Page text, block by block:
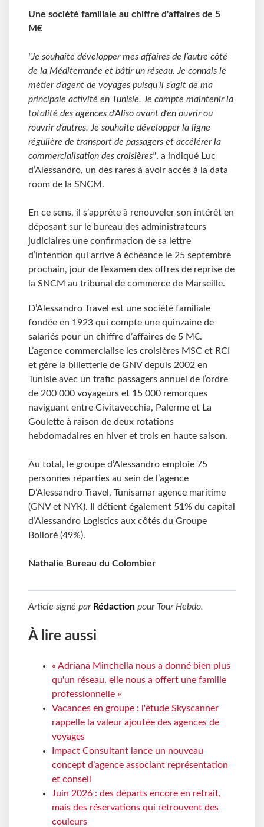
Une société familiale au chiffre d'affaires de 5
M€
"Je souhaite développer mes affaires de l’autre côté
de la Méditerranée et bâtir un réseau. Je connais le
métier d’agent de voyages puisqu’il s’agit de ma
principale activité en Tunisie. Je compte maintenir la
totalité des agences d’Aliso avant d’en ouvrir ou
rouvrir d’autres. Je souhaite développer la ligne
régulière de transport de passagers et accélérer la
commercialisation des croisières", a indiqué Luc
d’Alessandro, un des rares à avoir accès à la data
room de la SNCM.
En ce sens, il s’apprête à renouveler son intérêt en
déposant sur le bureau des administrateurs
judiciaires une confirmation de sa lettre
d’intention qui arrive à échéance le 25 septembre
prochain, jour de l’examen des offres de reprise de
la SNCM au tribunal de commerce de Marseille.
D’Alessandro Travel est une société familiale
fondée en 1923 qui compte une quinzaine de
salariés pour un chiffre d’affaires de 5 M€.
L’agence commercialise les croisières MSC et RCI
et gère la billetterie de GNV depuis 2002 en
Tunisie avec un trafic passagers annuel de l’ordre
de 200 000 voyageurs et 15 000 remorques
naviguant entre Civitavecchia, Palerme et La
Goulette à raison de deux rotations
hebdomadaires en hiver et trois en haute saison.
Au total, le groupe d’Alessandro emploie 75
personnes réparties au sein de l’agence
D’Alessandro Travel, Tunisamar agence maritime
(GNV et NYK). Il détient également 51% du capital
d’Alessandro Logistics aux côtés du Groupe
Bolloré (49%).
Nathalie Bureau du Colombier
Article signé par Rédaction pour Tour Hebdo.
À lire aussi
« Adriana Minchella nous a donné bien plus
qu'un réseau, elle nous a offert une famille
professionnelle »
Vacances en groupe : l'étude Skyscanner
rappelle la valeur ajoutée des agences de
voyages
Impact Consultant lance un nouveau
concept d’agence associant représentation
et conseil
Juin 2026 : des départs encore en retrait,
mais des réservations qui retrouvent des
couleurs